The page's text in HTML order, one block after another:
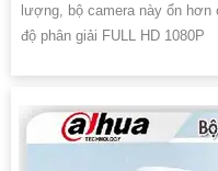
lượng, bộ camera này ổn
độ phân giải FULL HD 1080P